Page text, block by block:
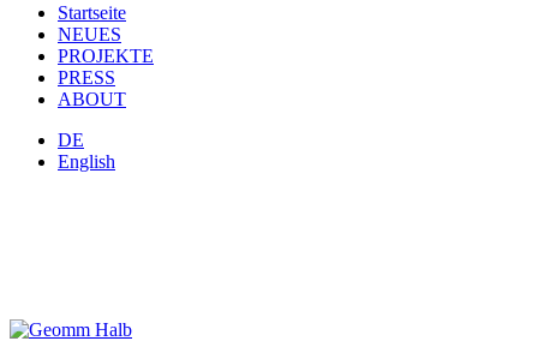
Startseite
NEUES
PROJEKTE
PRESS
ABOUT
DE
English